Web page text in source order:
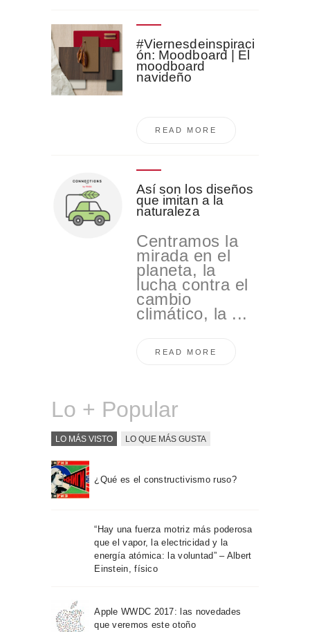
#Viernesdeinspiraci
ón: Moodboard | El
moodboard
navideño
READ MORE
Así son los diseños
que imitan a la
naturaleza
Centramos la
mirada en el
planeta, la
lucha contra el
cambio
climático, la ...
READ MORE
Lo + Popular
LO MÁS VISTO LO QUE MÁS GUSTA
¿Qué es el constructivismo ruso?
“Hay una fuerza motriz más poderosa
que el vapor, la electricidad y la
energía atómica: la voluntad” – Albert
Einstein, físico
Apple WWDC 2017: las novedades
que veremos este otoño